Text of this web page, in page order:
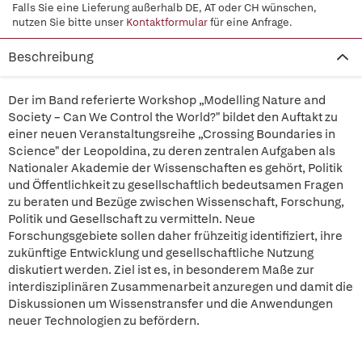
Falls Sie eine Lieferung außerhalb DE, AT oder CH wünschen,
nutzen Sie bitte unser Kontaktformularfür eine Anfrage.
Beschreibung
Der im Band referierte Workshop „Modelling Nature and
Society – Can We Control the World?" bildet den Auftakt zu
einer neuen Veranstaltungsreihe „Crossing Boundaries in
Science" der Leopoldina, zu deren zentralen Aufgaben als
Nationaler Akademie der Wissenschaften es gehört, Politik
und Öffentlichkeit zu gesellschaftlich bedeutsamen Fragen
zu beraten und Bezüge zwischen Wissenschaft, Forschung,
Politik und Gesellschaft zu vermitteln. Neue
Forschungsgebiete sollen daher frühzeitig identifiziert, ihre
zukünftige Entwicklung und gesellschaftliche Nutzung
diskutiert werden. Ziel ist es, in besonderem Maße zur
interdisziplinären Zusammenarbeit anzuregen und damit die
Diskussionen um Wissenstransfer und die Anwendungen
neuer Technologien zu befördern.